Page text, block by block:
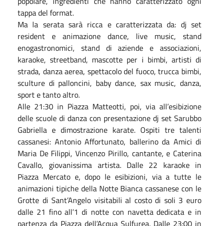
tappa del format.
Ma la serata sarà ricca e caratterizzata da: dj set
resident e animazione dance, live music, stand
enogastronomici, stand di aziende e associazioni,
karaoke, streetband, mascotte per i bimbi, artisti di
strada, danza aerea, spettacolo del fuoco, trucca bimbi,
sculture di palloncini, baby dance, sax music, danza,
sport e tanto altro.
Alle 21:30 in Piazza Matteotti, poi, via all’esibizione
delle scuole di danza con presentazione dj set Sarubbo
Gabriella e dimostrazione karate. Ospiti tre talenti
cassanesi: Antonio Affortunato, ballerino da Amici di
Maria De Filippi, Vincenzo Pirillo, cantante, e Caterina
Cavallo, giovanissima artista. Dalle 22 karaoke in
Piazza Mercato e, dopo le esibizioni, via a tutte le
animazioni tipiche della Notte Bianca cassanese con le
Grotte di Sant’Angelo visitabili al costo di soli 3 euro
dalle 21 fino all’1 di notte con navetta dedicata e in
partenza da Piazza dell’Acqua Sulfurea. Dalle 23:00 in